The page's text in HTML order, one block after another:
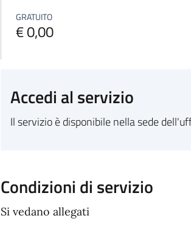
GRATUITO
€ 0,00
Accedi al servizio
Il servizio è disponibile nella sede
Condizioni di servizio
Si vedano allegati